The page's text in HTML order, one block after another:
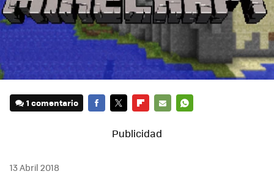
1 comentario
MAIL
13 Abril 2018